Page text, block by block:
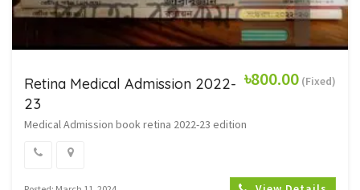
৳800.00 (Fixed)
Retina Medical Admission 2022-
23
Medical Admission book retina 2022-23 edition